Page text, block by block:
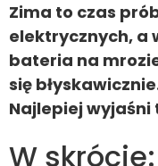
Zima to czas
elektrycznych, a
bateria na
się
Najlepiej
W skrócie: